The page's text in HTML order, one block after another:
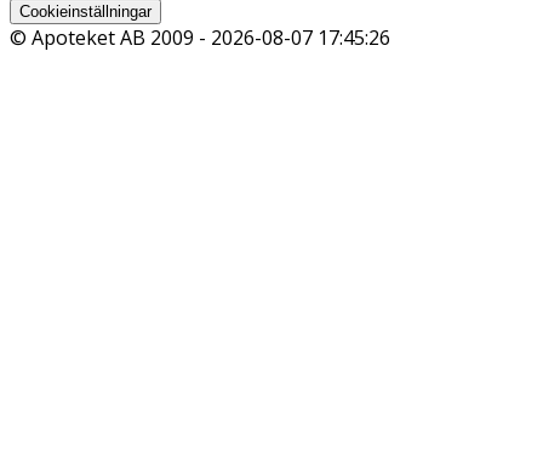
Cookieinställningar
© Apoteket AB 2009 - 2026-08-07 17:45:26